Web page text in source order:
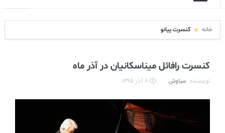
خانه کنسرت پیانو
کنسرت رافائل میناسکانیان در آذر ماه
نویسنده: سیاوش ۸ آذر ۱۳۹۵